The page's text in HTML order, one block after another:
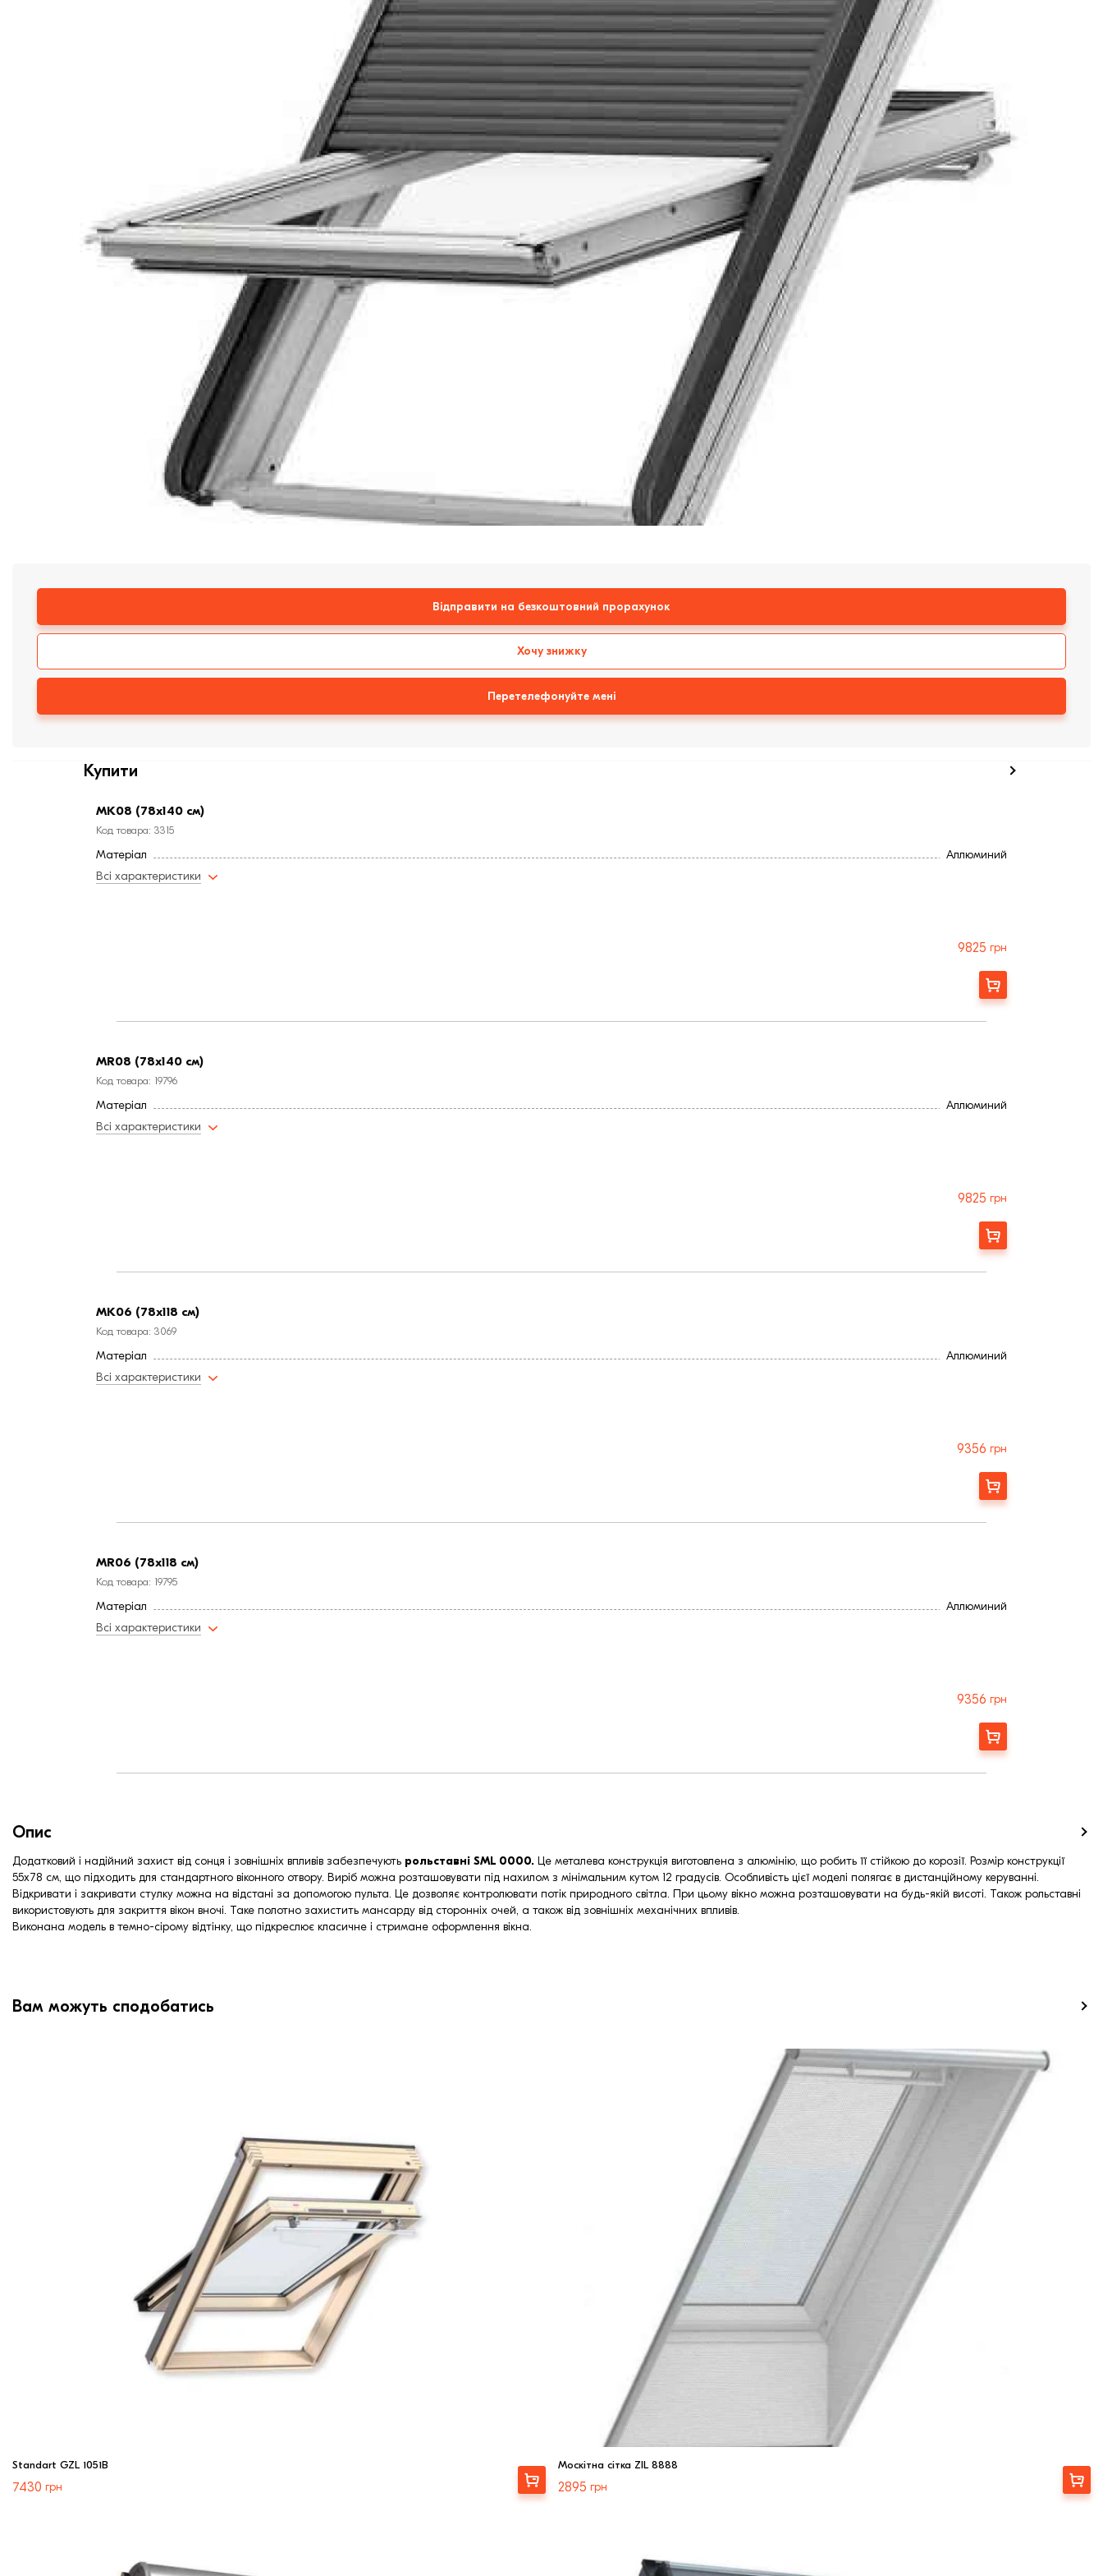
Рядова цегла
Відправити на безкоштовний прорахунок
Хочу знижку
Перетелефонуйте мені
Купити
МК08 (78х140 см)
Код товара: 3315
Матеріал
Аллюминий
Всі характеристики
9825 грн
Замовити
MR08 (78x140 см)
Код товара: 19796
Матеріал
Аллюминий
Всі характеристики
9825 грн
Замовити
MК06 (78х118 см)
Код товара: 3069
Матеріал
Аллюминий
Всі характеристики
9356 грн
Замовити
MR06 (78x118 см)
Код товара: 19795
Матеріал
Аллюминий
Всі характеристики
9356 грн
Замовити
Опис
Додатковий і надійний захист від сонця і зовнішніх впливів забезпечують рольставні SML 0000. Це металева конструкція виготовлена з алюмінію, що робить її стійкою до корозії. Розмір конструкції
55х78 см, що підходить для стандартного віконного отвору. Виріб можна розташовувати під нахилом з мінімальним кутом 12 градусів. Особливість цієї моделі полягає в дистанційному керуванні.
Відкривати і закривати стулку можна на відстані за допомогою пульта. Це дозволяє контролювати потік природного світла. При цьому вікно можна розташовувати на будь-якій висоті. Також рольставні
використовують для закриття вікон вночі. Таке полотно захистить мансарду від сторонніх очей, а також від зовнішніх механічних впливів.
Виконана модель в темно-сірому відтінку, що підкреслює класичне і стримане оформлення вікна.
Вам можуть сподобатись
Standart GZL 1051В
7430 грн
Вибрати
Москітна сітка ZIL 8888
2895 грн
Вибрати